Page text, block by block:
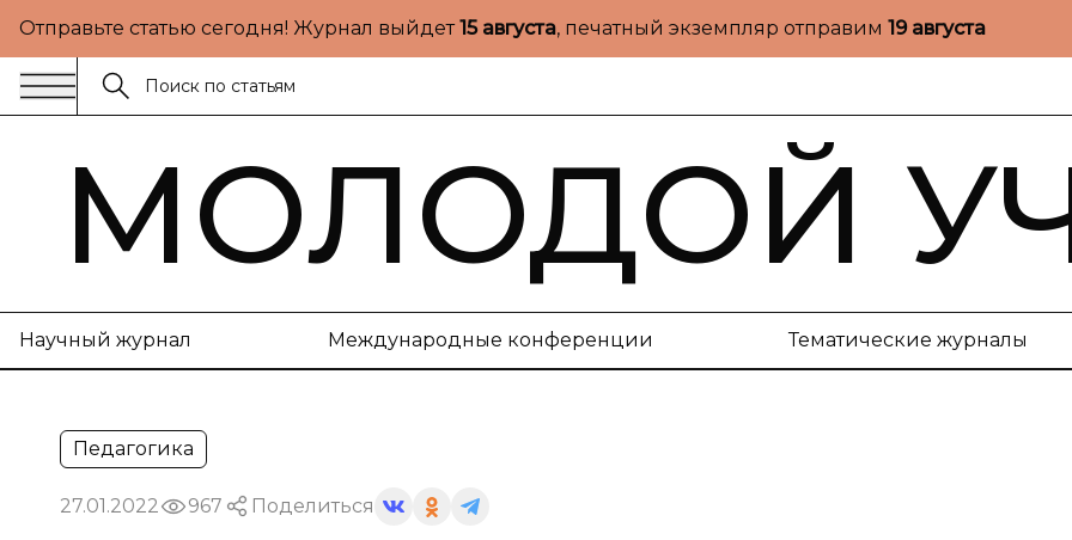
Отправьте статью сегодня! Журнал выйдет15 августа, печатный экземпляр отправим 19 августа
МОЛОДОЙ
Научный журнал Международные конференции Тематические журналы
Педагогика
27.01.2022 967 Поделиться